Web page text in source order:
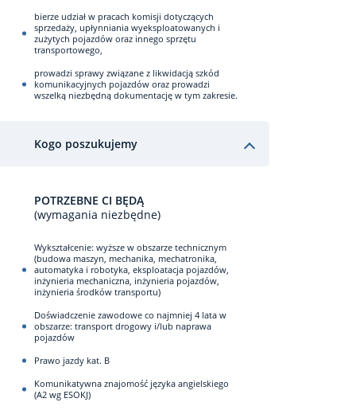
bierze udział w pracach komisji dotyczących
sprzedaży, upłynniania wyeksploatowanych i
zużytych pojazdów oraz innego sprzętu
transportowego,
prowadzi sprawy związane z likwidacją szkód
komunikacyjnych pojazdów oraz prowadzi
wszelką niezbędną dokumentację w tym zakresie.
Kogo poszukujemy
POTRZEBNE CI BĘDĄ
(wymagania niezbędne)
Wykształcenie: wyższe w obszarze technicznym
(budowa maszyn, mechanika, mechatronika,
automatyka i robotyka, eksploatacja pojazdów,
inżynieria mechaniczna, inżynieria pojazdów,
inżynieria środków transportu)
Doświadczenie zawodowe co najmniej 4 lata w
obszarze: transport drogowy i/lub naprawa
pojazdów
Prawo jazdy kat. B
Komunikatywna znajomość języka angielskiego
(A2 wg ESOKJ)